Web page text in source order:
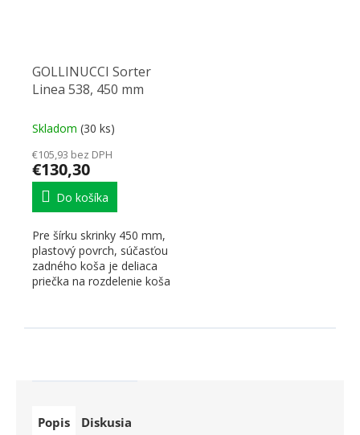
GOLLINUCCI Sorter
Linea 538, 450 mm
Skladom (30 ks)
€105,93 bez DPH
€130,30
Do košíka
Pre šírku skrinky 450 mm,
plastový povrch, súčasťou
zadného koša je deliaca
priečka na rozdelenie koša
Popis Diskusia